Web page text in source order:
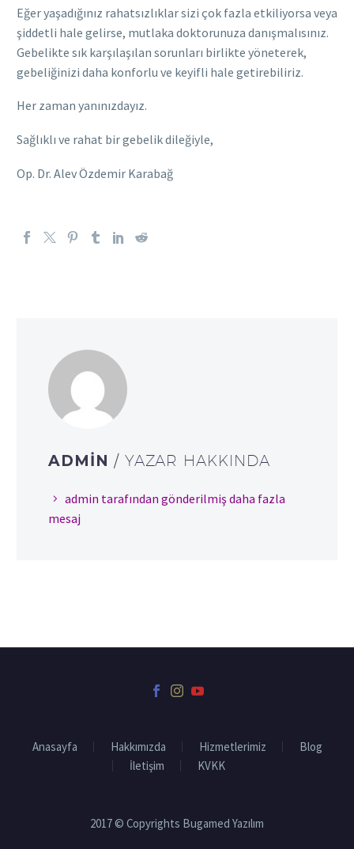
Eğer yaşadığınız rahatsızlıklar sizi çok fazla etkiliyorsa veya
şiddetli hale gelirse, mutlaka doktorunuza danışmalısınız.
Gebelikte sık karşılaşılan sorunları birlikte yöneterek,
gebeliğinizi daha konforlu ve keyifli hale getirebiliriz.
Her zaman yanınızdayız.
Sağlıklı ve rahat bir gebelik dileğiyle,
Op. Dr. Alev Özdemir Karabağ
ADMIN / YAZAR HAKKINDA
admin tarafından gönderilmiş daha fazla
mesaj
Anasayfa Hakkımızda Hizmetlerimiz
Blog
İletişim
KVKK
2017 © Copyrights Bugamed Yazılım